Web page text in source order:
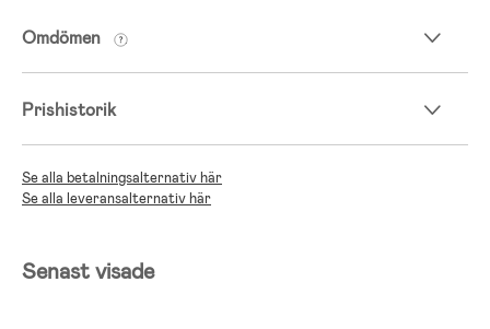
Omdömen
Prishistorik
Se alla betalningsalternativ här
Se alla leveransalternativ här
Senast visade